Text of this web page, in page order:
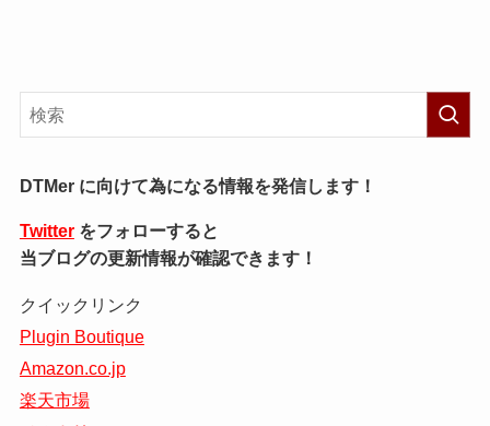
DTMer に向けて為になる情報を発信します！
Twitter をフォローすると
当ブログの更新情報が確認できます！
クイックリンク
Plugin Boutique
Amazon.co.jp
楽天市場